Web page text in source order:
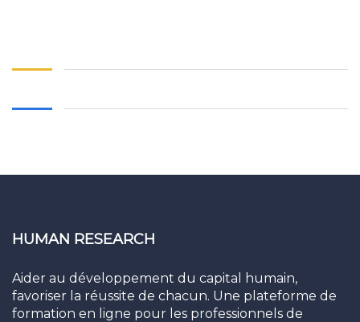
HUMAN RESEARCH
Aider au développement du capital humain,
favoriser la réussite de chacun. Une plateforme de
formation en ligne pour les professionnels de